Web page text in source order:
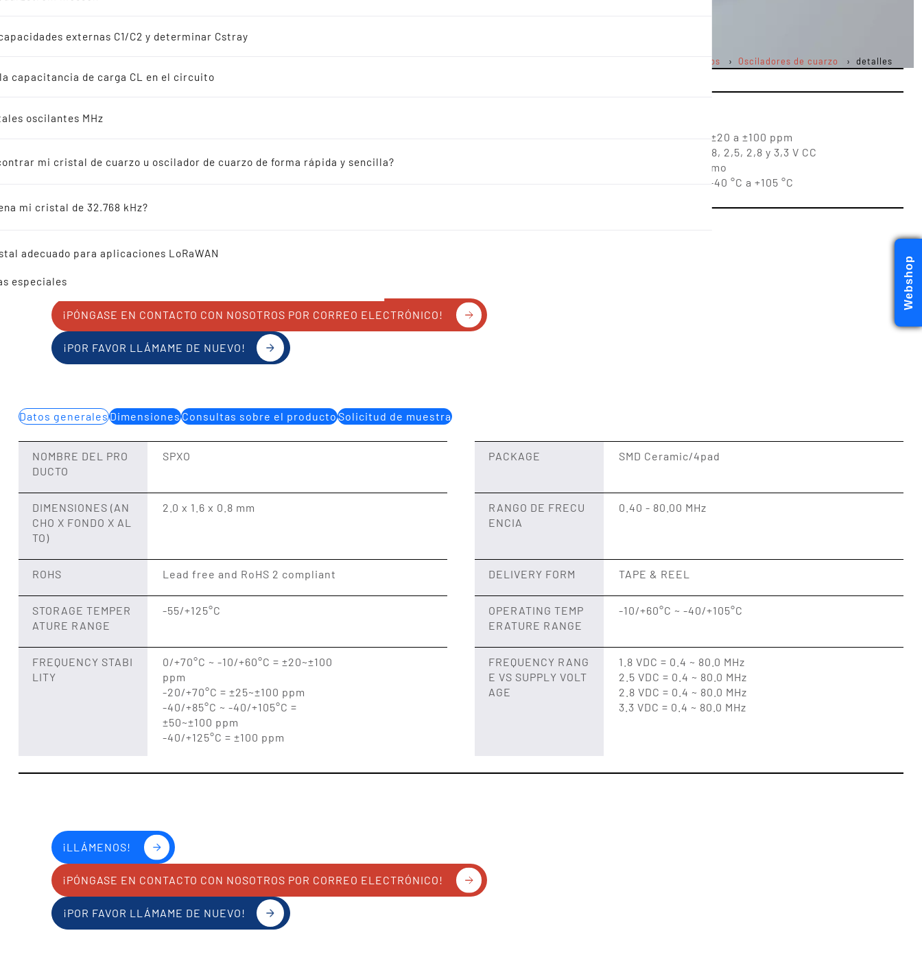
de 32.768 kHz
especiales
externas C1/C2 y determinar Cstray
capacitancia de carga CL en el circuito
oscilantes MHz
mi cristal de cuarzo u oscilador de cuarzo de forma rápida y sencilla?
mi cristal de 32.768 kHz?
adecuado para aplicaciones LoRaWAN
Productos Osciladores de cuarzo detalles
SMD SPXO OSCILLATOR 2.0 x 1.6
mm 0.4-80.0 MHz
Amplio rango de estabilidad de frecuencia de ±20 a ±100 ppm
Amplio rango de tensión de alimentación de 1,8, 2,5, 2,8 y 3,3 V CC
Alta estabilidad, baja fluctuación y bajo consumo
Rango de temperatura operativa ampliado de -40 °C a +105 °C
¡LLÁMENOS!
¡PÓNGASE EN CONTACTO CON NOSOTROS POR CORREO ELECTRÓNICO!
¡POR FAVOR LLÁMAME DE NUEVO!
Datos generalesDimensionesConsultas sobre el productoSolicitud de muestra
NOMBRE DEL PRO
DUCTO
SPXO PACKAGE SMD Ceramic/4pad
DIMENSIONES (AN
CHO X FONDO X AL
TO)
2.0 x 1.6 x 0.8 mm
RANGO DE FRECU
ENCIA
0.40 - 80.00 MHz
ROHS Lead free and RoHS 2 compliant DELIVERY FORM TAPE & REEL
STORAGE TEMPER
ATURE RANGE
-55/+125°C
OPERATING TEMP
ERATURE RANGE
-10/+60°C ~ -40/+105°C
FREQUENCY STABI
LITY
0/+70°C ~ -10/+60°C = ±20~±100
ppm
-20/+70°C = ±25~±100 ppm
-40/+85°C ~ -40/+105°C =
±50~±100 ppm
-40/+125°C = ±100 ppm
FREQUENCY RANG
E VS SUPPLY VOLT
AGE
1.8 VDC = 0.4 ~ 80.0 MHz
2.5 VDC = 0.4 ~ 80.0 MHz
2.8 VDC = 0.4 ~ 80.0 MHz
3.3 VDC = 0.4 ~ 80.0 MHz
¡LLÁMENOS!
¡PÓNGASE EN CONTACTO CON NOSOTROS POR CORREO ELECTRÓNICO!
¡POR FAVOR LLÁMAME DE NUEVO!
Webshop